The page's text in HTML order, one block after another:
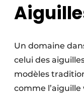
Un domaine
celui des
modèles
comme